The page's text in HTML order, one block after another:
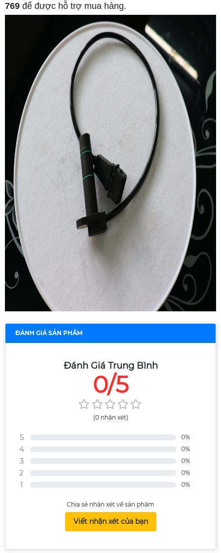
769 để được hỗ trợ mua hàng.
ĐÁNH GIÁ SẢN PHẨM
Đánh Giá Trung Bình
0/5
(0 nhận xét)
5 0%
4 0%
3 0%
2 0%
1 0%
Chia sẻ nhận xét về sản phẩm
Viết nhận xét của bạn